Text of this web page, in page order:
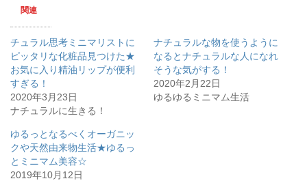
i
t
r
で
共
有
(
新
し
い
ウ
ィ
ド
ウ
で
開
き
ま
る
に
は
ク
リ
ク
し
て
く
さ
い
(
新
し
い
関連
チュラル思考ミニマリストに
ピッタリな化粧品見つけた★
お気に入り精油リップが便利
すぎる！
2020年3月23日
ナチュラルに生きる！
ナチュラルな物を使うように
なるとナチュラルな人になれ
そうな気がする！
2020年2月22日
ゆるゆるミニマム生活
ゆるっとなるべくオーガニッ
クや天然由来物生活★ゆるっ
とミニマム美容☆
2019年10月12日